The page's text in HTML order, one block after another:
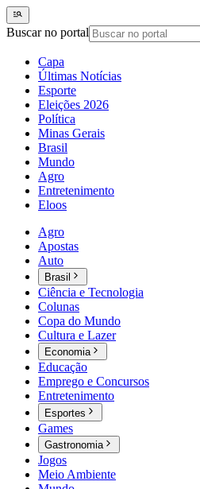
Buscar no portal
Capa
Últimas Notícias
Esporte
Eleições 2026
Política
Minas Gerais
Brasil
Mundo
Agro
Entretenimento
Eloos
Agro
Apostas
Auto
Brasil
Ciência e Tecnologia
Colunas
Copa do Mundo
Cultura e Lazer
Economia
Educação
Emprego e Concursos
Entretenimento
Esportes
Games
Gastronomia
Jogos
Meio Ambiente